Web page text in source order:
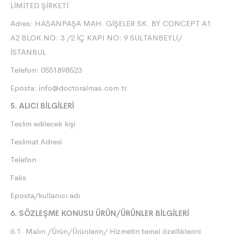
LİMİTED ŞİRKETİ
Adres: HASANPAŞA MAH. GİŞELER SK. BY CONCEPT A1
A2 BLOK NO: 3 /2 İÇ KAPI NO: 9 SULTANBEYLİ/
İSTANBUL
Telefon: 0551898523
Eposta: info@doctoralmas.com.tr
5. ALICI BİLGİLERİ
Teslim edilecek kişi
Teslimat Adresi
Telefon
Faks
Eposta/kullanıcı adı
6. SÖZLEŞME KONUSU ÜRÜN/ÜRÜNLER BİLGİLERİ
6.1. Malın /Ürün/Ürünlerin/ Hizmetin temel özelliklerini